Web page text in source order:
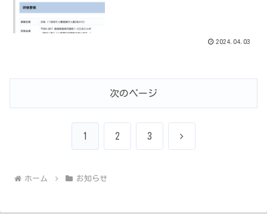
2024.04.03
次のページ
1 2 3 次
ホーム お知らせ